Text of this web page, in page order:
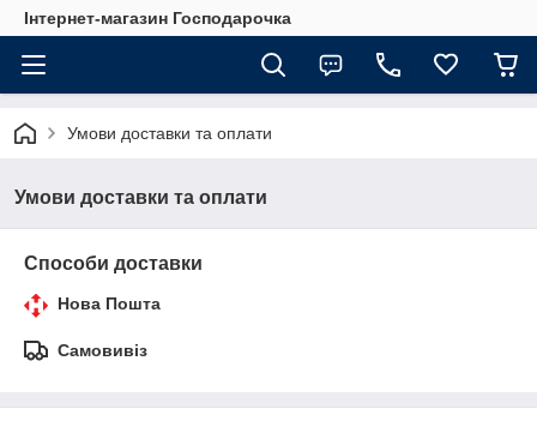
Інтернет-магазин Господарочка
Умови доставки та оплати
Умови доставки та оплати
Способи доставки
Нова Пошта
Самовивіз